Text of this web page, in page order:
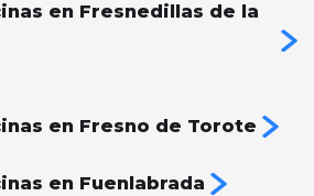
en Fresnedillas de la
en Fresno de Torote
en Fuenlabrada